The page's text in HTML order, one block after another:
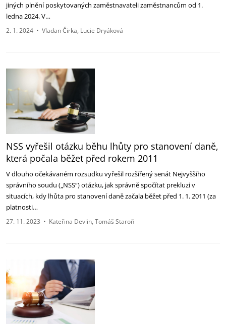
jiných plnění poskytovaných zaměstnavateli zaměstnancům od 1.
ledna 2024. V…
2. 1. 2024 • Vladan Čirka Lucie Dryáková
NSS vyřešil otázku běhu lhůty pro stanovení daně,
která počala běžet před rokem 2011
V dlouho očekávaném rozsudku vyřešil rozšířený senát Nejvyššího
správního soudu („NSS“) otázku, jak správně spočítat prekluzi v
situacích, kdy lhůta pro stanovení daně začala běžet před 1. 1. 2011 (za
platnosti…
27. 11. 2023 • Kateřina Devlin Tomáš Staroň